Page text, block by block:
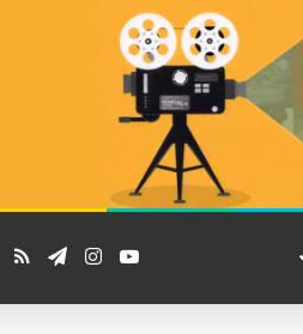
یوتیوباینستاگرام
تلگرام